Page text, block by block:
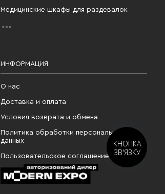
Медицинские шкафы для раздевалок
ИНФОРМАЦИЯ
О нас
Доставка и оплата
Условия возврата и обмена
Политика обработки персональных
данных
Пользовательское соглашение
КНОПКА
ЗВ'ЯЗКУ